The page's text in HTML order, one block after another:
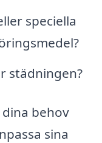
speciella
städningen?
behov
sina